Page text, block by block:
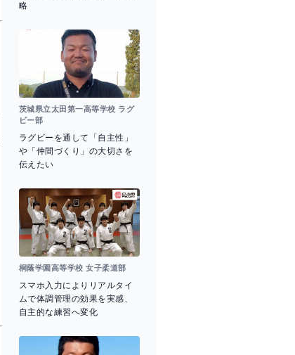
略
茨城県立太田第一高等学校 ラグ
ビー部
ラグビーを通して「自主性」
や「仲間づくり」の大切さを
伝えたい
桐蔭学園高等学校 女子柔道部
スマホ入力によりリアルタイ
ムで体調管理の効果を実感、
自主的な練習へ変化